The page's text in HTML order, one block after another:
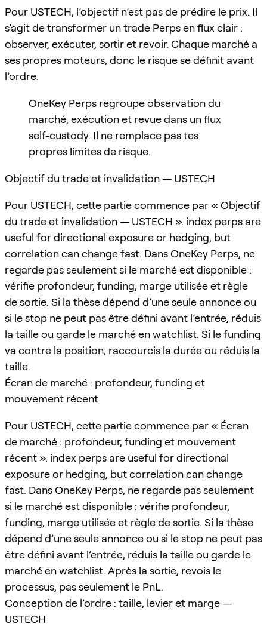
Pour USTECH, l’objectif n’est pas de prédire le prix. Il
s’agit de transformer un trade Perps en flux clair :
observer, exécuter, sortir et revoir. Chaque marché a
ses propres moteurs, donc le risque se définit avant
l’ordre.
OneKey Perps regroupe observation du
marché, exécution et revue dans un flux
self-custody. Il ne remplace pas tes
propres limites de risque.
Objectif du trade et invalidation — USTECH
Pour USTECH, cette partie commence par « Objectif
du trade et invalidation — USTECH ». index perps are
useful for directional exposure or hedging, but
correlation can change fast. Dans OneKey Perps, ne
regarde pas seulement si le marché est disponible :
vérifie profondeur, funding, marge utilisée et règle
de sortie. Si la thèse dépend d’une seule annonce ou
si le stop ne peut pas être défini avant l’entrée, réduis
la taille ou garde le marché en watchlist. Si le funding
va contre la position, raccourcis la durée ou réduis la
taille.
Écran de marché : profondeur, funding et
mouvement récent
Pour USTECH, cette partie commence par « Écran
de marché : profondeur, funding et mouvement
récent ». index perps are useful for directional
exposure or hedging, but correlation can change
fast. Dans OneKey Perps, ne regarde pas seulement
si le marché est disponible : vérifie profondeur,
funding, marge utilisée et règle de sortie. Si la thèse
dépend d’une seule annonce ou si le stop ne peut pas
être défini avant l’entrée, réduis la taille ou garde le
marché en watchlist. Après la sortie, revois le
processus, pas seulement le PnL.
Conception de l’ordre : taille, levier et marge —
USTECH